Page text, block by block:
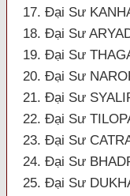
17. Đại Sư
18. Đại Sư
19. Đại Sư
20. Đại Sư
21. Đại Sư
22. Đại Sư
23. Đại Sư
24. Đại Sư
25. Đại Sư